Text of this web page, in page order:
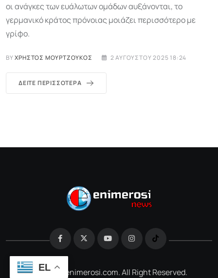
οι ανάγκες των ευάλωτων ομάδων αυξάνονται, το
γερμανικό κράτος πρόνοιας μοιάζει περισσότερο με
γρίφο.
BYΧΡΉΣΤΟΣ ΜΟΥΡΤΖΟΎΚΟΣ 2 ΑΥΓΟΎΣΤΟΥ 2025 18:24
ΔΕΊΤΕ ΠΕΡΙΣΣΌΤΕΡΑ
@2026 e-enimerosi.com. All Right Reserved.
EL